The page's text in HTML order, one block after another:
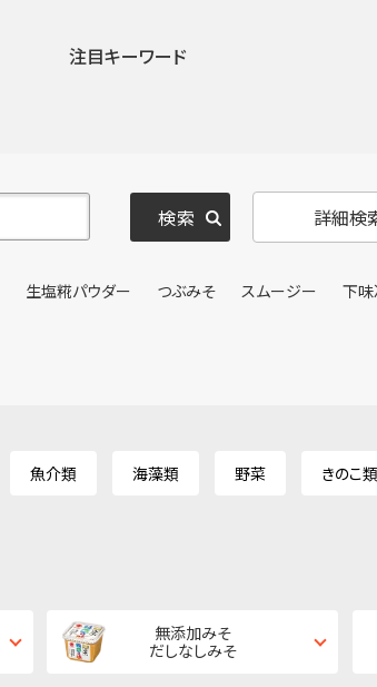
注目キーワード
詳細検
生塩糀パウダー つぶみそ スムージー
下
魚介類 海藻類 野菜 きのこ類
無添加みそ
だしなしみそ